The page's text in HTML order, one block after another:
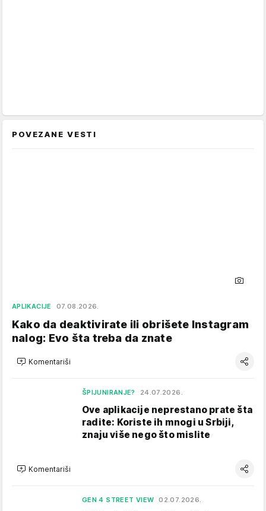
POVEZANE VESTI
APLIKACIJE 07.08.2026.
Kako da deaktivirate ili obrišete Instagram
nalog: Evo šta treba da znate
Komentariši
ŠPIJUNIRANJE? 24.07.2026.
Ove aplikacije neprestano prate šta
radite: Koriste ih mnogi u Srbiji,
znaju više nego što mislite
Komentariši
GEN 4 STREET VIEW 02.07.2026.